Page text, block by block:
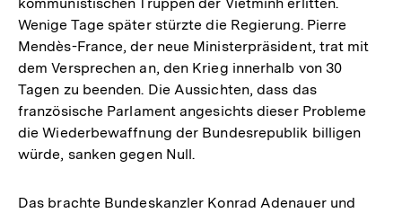
kommunistischen Truppen der Vietminh erlitten.
Wenige Tage später stürzte die Regierung. Pierre
Mendès-France, der neue Ministerpräsident, trat mit
dem Versprechen an, den Krieg innerhalb von 30
Tagen zu beenden. Die Aussichten, dass das
französische Parlament angesichts dieser Probleme
die Wiederbewaffnung der Bundesrepublik billigen
würde, sanken gegen Null.
Das brachte Bundeskanzler Konrad Adenauer und